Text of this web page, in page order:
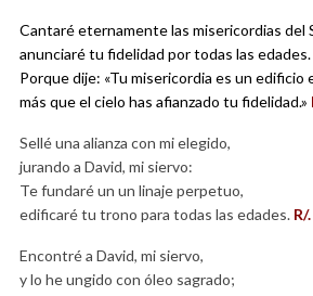
Cantaré eternamente las misericordias del
anunciaré tu fidelidad por todas las edades.
Porque dije: «Tu misericordia es un edificio
más que el cielo has afianzado tu fidelidad.»
Sellé una alianza con mi elegido,
jurando a David, mi siervo:
Te fundaré un un linaje perpetuo,
edificaré tu trono para todas las edades. R/.
Encontré a David, mi siervo,
y lo he ungido con óleo sagrado;